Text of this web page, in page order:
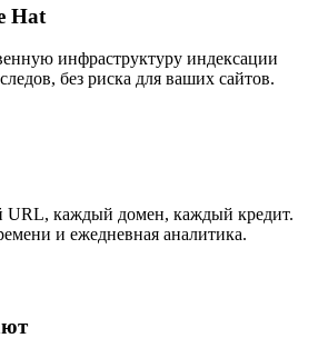
Hat
инфраструктуру индексации
без риска для ваших сайтов.
URL, каждый домен, каждый кредит.
и ежедневная аналитика.